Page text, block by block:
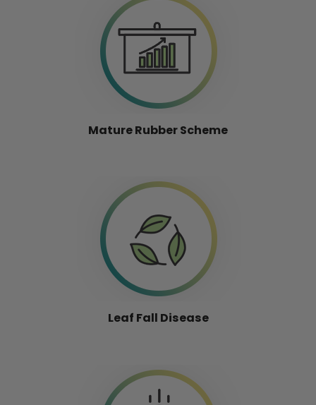
Mature Rubber Scheme
Leaf Fall Disease